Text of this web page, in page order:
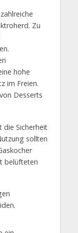
Zu
hohe
im Freien.
Desserts
die Sicherheit
sollten
belüfteten